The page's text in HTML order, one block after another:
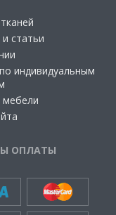
статьи
индивидуальным
мебели
ОПЛАТЫ